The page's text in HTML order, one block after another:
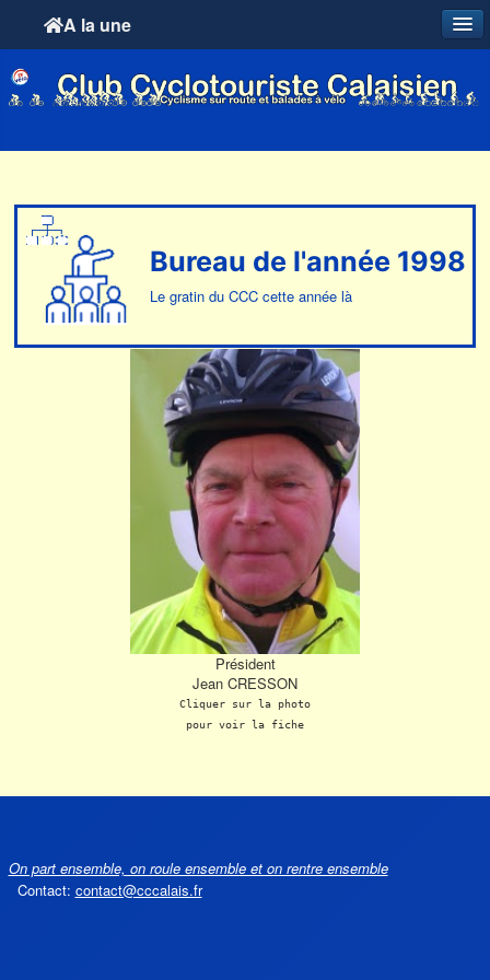
Bureau de l'année 1998
Le gratin du CCC cette année là
Président
Jean CRESSON
Cliquer sur la photo
pour voir la fiche
On part ensemble, on roule ensemble et on rentre ensemble
Contact: contact@cccalais.fr
A la une